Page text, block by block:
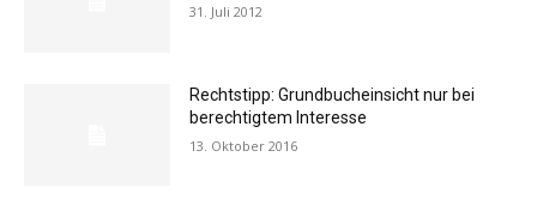
31. Juli 2012
Rechtstipp: Grundbucheinsicht nur bei
berechtigtem Interesse
13. Oktober 2016